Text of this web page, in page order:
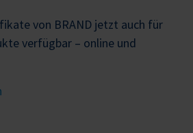
von BRAND jetzt auch für
verfügbar – online und